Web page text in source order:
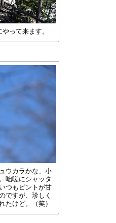
って来ます。
ウカラかな、小
咄嗟にシャッタ
つもピントが甘
ですが、珍しく
たけど。（笑）